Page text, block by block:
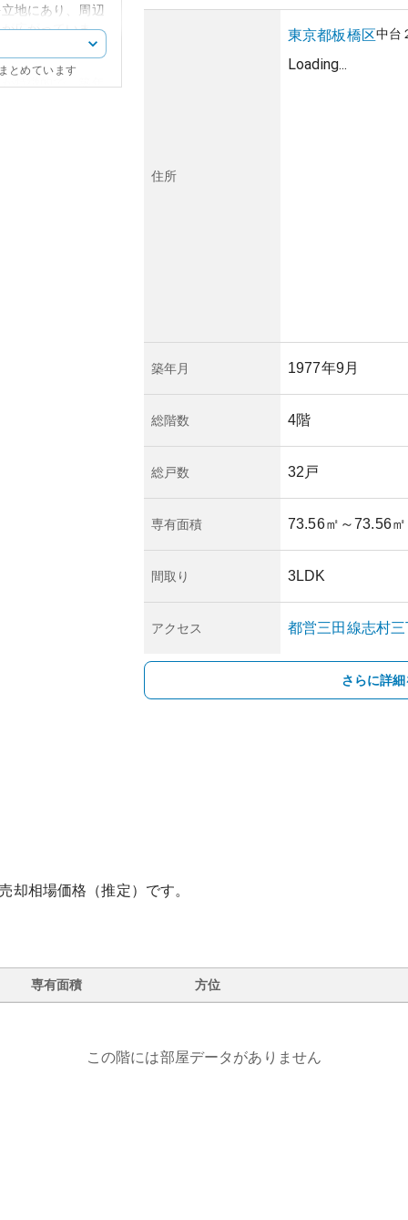
地にあり、周辺
広がっていま
あり、生活に便
とめています
住所
東京都板橋区中台
Loading...
築年月 1977年9月
総階数 4階
総戸数 32戸
専有面積 73.56㎡ ～73.56㎡
間取り 3LDK
アクセス 都営三田線志村
さらに詳
却相場価格（推定）です。
専有面積 方位
この階には部屋データがありません